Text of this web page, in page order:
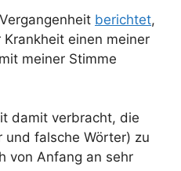
berichtet,
einen meiner
meiner Stimme
damit verbracht, die
und falsche Wörter) zu
von Anfang an sehr